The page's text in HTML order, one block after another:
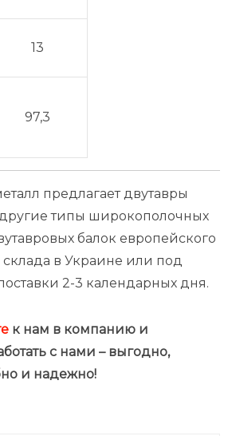
13
97,3
предлагает двутавры
другие типы широкополочных
балок европейского
склада в Украине или под
2-3 календарных дня.
к нам в компанию и
с нами – выгодно,
и надежно!